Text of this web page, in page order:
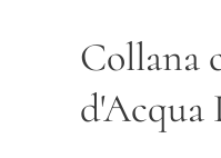
Collana